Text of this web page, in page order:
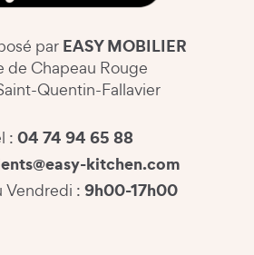
par EASY MOBILIER
de Chapeau Rouge
Quentin-Fallavier
: 04 74 94 65 88
kitchen.com
Vendredi : 9h00-17h00